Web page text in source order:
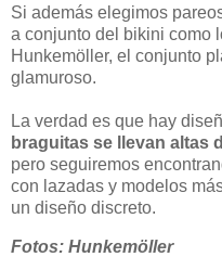
Si además elegimos
a conjunto del bikini como
Hunkemöller, el conjunto
glamuroso.
La verdad es que hay
braguitas se llevan altas
pero seguiremos
con lazadas y modelos
un diseño discreto.
Fotos: Hunkemöller